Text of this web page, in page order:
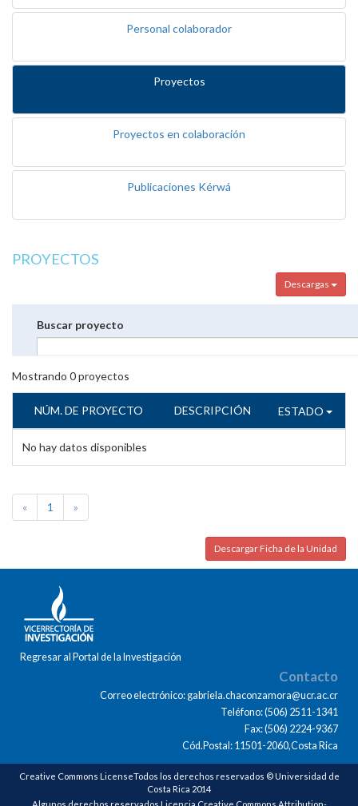
Personal colaborador
Proyectos
Proyectos en colaboración
Publicaciones Kérwá
PROYECTOS
Descargas
Buscar proyecto
Mostrando 0proyectos
NÚM. DE PROYECTO DESCRIPCIÓN ESTADO
No hay datos disponibles
« 1 »
Descargar Ficha de la Unidad
Regresar al Portal de la Investigación
Contacto
Correo electrónico: gabriela.chaconzamora@ucr.ac.cr
Teléfono: (506) 2511-1341
Fax: (506) 2224-9367
Cód.Postal: 11501-2060,Costa Rica
Creative Commons LicenseTodos los derechos reservados © Universidad de
Costa Rica 2014